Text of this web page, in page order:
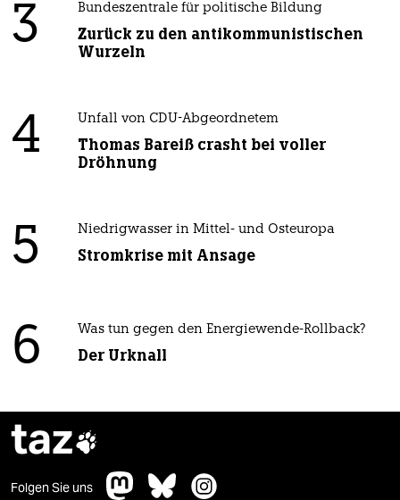
3 Bundeszentrale für politische Bildung
Zurück zu den antikommunistischen
Wurzeln
4 Unfall von CDU-Abgeordnetem
Thomas Bareiß crasht bei voller
Dröhnung
5 Niedrigwasser in Mittel- und Osteuropa
Stromkrise mit Ansage
6 Was tun gegen den Energiewende-Rollback?
Der Urknall
taz
Folgen Sie uns